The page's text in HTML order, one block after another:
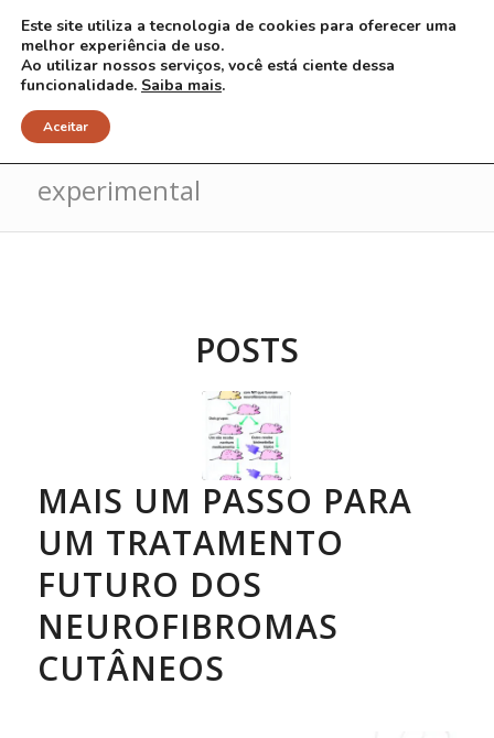
Arquivo para Tag: modelo
experimental
POSTS
MAIS UM PASSO PARA
UM TRATAMENTO
FUTURO DOS
NEUROFIBROMAS
CUTÂNEOS
Este site utiliza a tecnologia de cookies para oferecer uma
melhor experiência de uso.
Ao utilizar nossos serviços, você está ciente dessa
funcionalidade. Saiba mais.
Aceitar